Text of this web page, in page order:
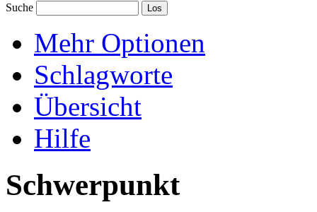
Suche
Mehr Optionen
Schlagworte
Übersicht
Hilfe
Schwerpunkt